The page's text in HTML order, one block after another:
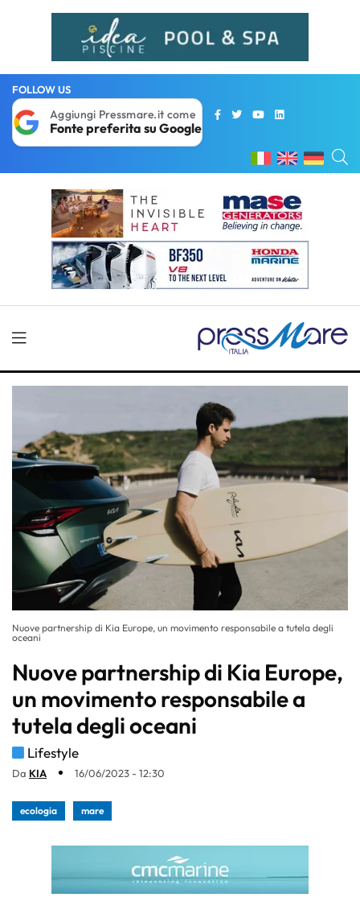
FOLLOW US
Aggiungi Pressmare.it come
Fonte preferita su Google
Nuove partnership di Kia Europe, un movimento responsabile a tutela degli
oceani
Nuove partnership di Kia Europe,
un movimento responsabile a
tutela degli oceani
Lifestyle
Da KIA 16/06/2023 - 12:30
ecologia mare